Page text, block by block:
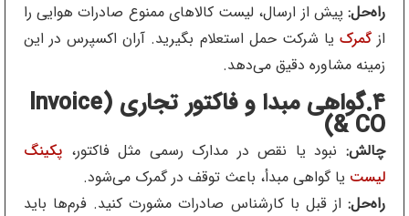
راه‌حل: پیش از ارسال، لیست کالاهای ممنوع صادرات هوایی را
ازگمرک یا شرکت حمل استعلام بگیرید. آران اکسپرس در این
زمینه مشاوره دقیق می‌دهد.
۴.گواهی مبدا و فاکتور تجاری (Invoice
& CO)
چالش: نبود یا نقص در مدارک رسمی مثل فاکتور، پکینگ
لیست یا گواهی مبدأ، باعث توقف در گمرک می‌شود.
راه‌حل: از قبل با کارشناس صادرات مشورت کنید. فرم‌ها باید